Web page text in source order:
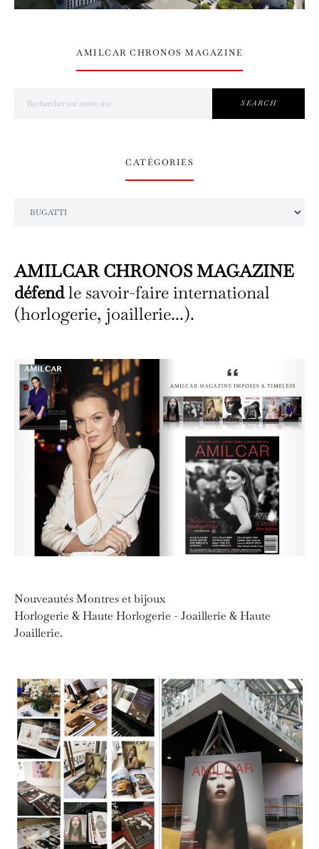
AMILCAR CHRONOS MAGAZINE
SEARCH
CATÉGORIES
AMILCAR CHRONOS MAGAZINE
défendle savoir-faire international
(horlogerie, joaillerie...).
Nouveautés Montres et bijoux
Horlogerie & Haute Horlogerie - Joaillerie & Haute
Joaillerie.